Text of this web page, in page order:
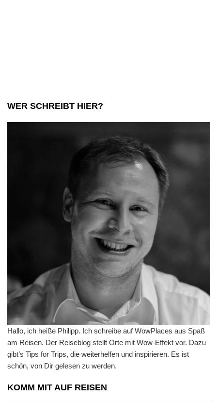
WER SCHREIBT HIER?
Hallo, ich heiße Philipp. Ich schreibe auf WowPlaces aus Spaß
am Reisen. Der Reiseblog stellt Orte mit Wow-Effekt vor. Dazu
gibt’s Tips for Trips, die weiterhelfen und inspirieren. Es ist
schön, von Dir gelesen zu werden.
KOMM MIT AUF REISEN